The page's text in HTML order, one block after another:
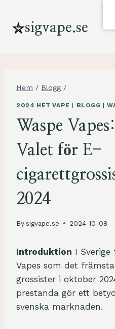
innehållsigvape.se
Hem / Blogg /
2024 HET VAPE BLOGG |
Waspe
Valet för E-
2024
Bysigvape.se 2024-10-08
Introduktion I Sverige
Vapes som det
grossister i oktober
prestanda gör ett
svenska marknaden.